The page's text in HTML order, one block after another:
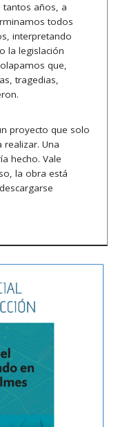
tantos años, a
todos
interpretando
la legislación
que,
tragedias,
proyecto que solo
Una
hecho. Vale
la obra está